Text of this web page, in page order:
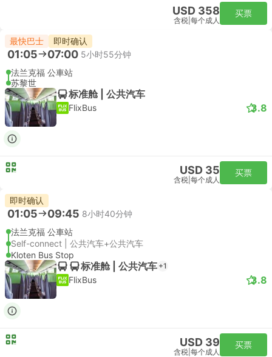
USD 358
含税 每个成人
买票
最快巴士 即时确认
01:05 07:00 5小时55分钟
法兰克福 公車站
苏黎世
标准舱 | 公共汽车
FlixBus 3.8
USD 35
含税 每个成人
买票
即时确认
01:05 09:45 8小时40分钟
法兰克福 公車站
Self-connect | 公共汽车+公共汽车
Kloten Bus Stop
标准舱 | 公共汽车 +1
FlixBus 3.8
USD 39
含税 每个成人
买票